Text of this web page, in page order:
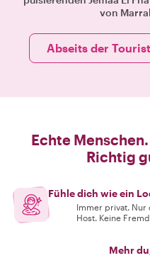
von
Abseits der
Echte
Richtig
Fühle dich wie ein
Immer privat. Nur
Host. Keine
Mehr